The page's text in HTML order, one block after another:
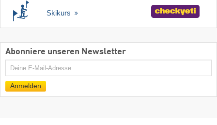
Skikurs
Abonniere unseren Newsletter
E-
Anmelden